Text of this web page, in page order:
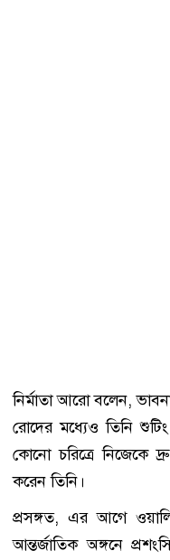
নির্মাতা আরো বলেন,
রোদের মধ্যেও তিনি
কোনো চরিত্রে নিজেকে
করেন তিনি।
প্রসঙ্গত, এর আগে
আন্তর্জাতিক অঙ্গনে